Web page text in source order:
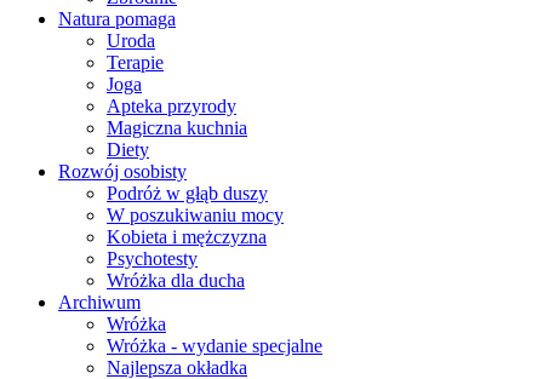
Natura pomaga
Uroda
Terapie
Joga
Apteka przyrody
Magiczna kuchnia
Diety
Rozwój osobisty
Podróż w głąb duszy
W poszukiwaniu mocy
Kobieta i mężczyzna
Psychotesty
Wróżka dla ducha
Archiwum
Wróżka
Wróżka - wydanie specjalne
Najlepsza okładka